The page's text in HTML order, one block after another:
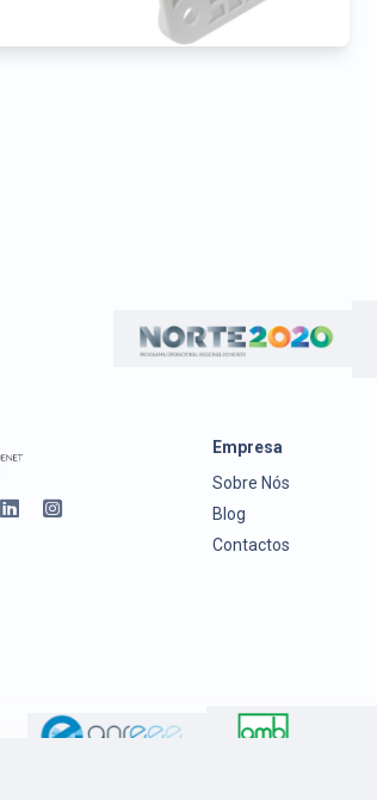
Empresa
Sobre Nós
Blog
Contactos